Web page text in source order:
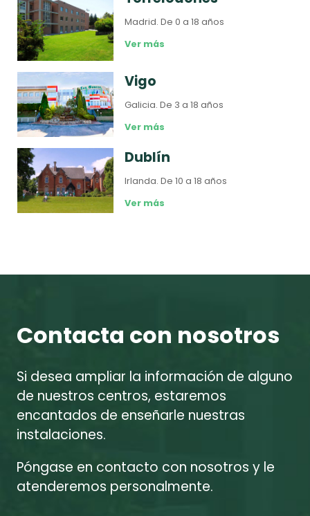
Madrid.De 0 a 18 años
Ver más
Vigo
Galicia.De 3 a 18 años
Ver más
Dublín
Irlanda.De 10 a 18 años
Ver más
Contacta con nosotros
Si desea ampliar la información de alguno
de nuestros centros, estaremos
encantados de enseñarle nuestras
instalaciones.
Póngase en contacto con nosotros y le
atenderemos personalmente.